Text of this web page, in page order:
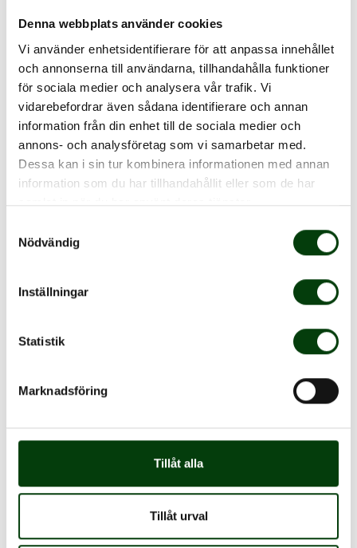
Denna webbplats använder cookies
Vi använder enhetsidentifierare för att anpassa innehållet
och annonserna till användarna, tillhandahålla funktioner
för sociala medier och analysera vår trafik. Vi
vidarebefordrar även sådana identifierare och annan
information från din enhet till de sociala medier och
annons- och analysföretag som vi samarbetar med.
Dessa kan i sin tur kombinera informationen med annan
information som du har tillhandahållit eller som de har
samlat in när du har använt deras tjänster.
Nödvändig
Inställningar
Statistik
Marknadsföring
Tillåt alla
Tillåt urval
Vi är engagerade, lyhörda och bryr oss om varandra. Vi
tar ett aktivt ansvar för miljö, samhälle, trygghet och
säkerhet. Vi uppmuntrar hälsa och personlig utveckling.
Vi tar ansvar